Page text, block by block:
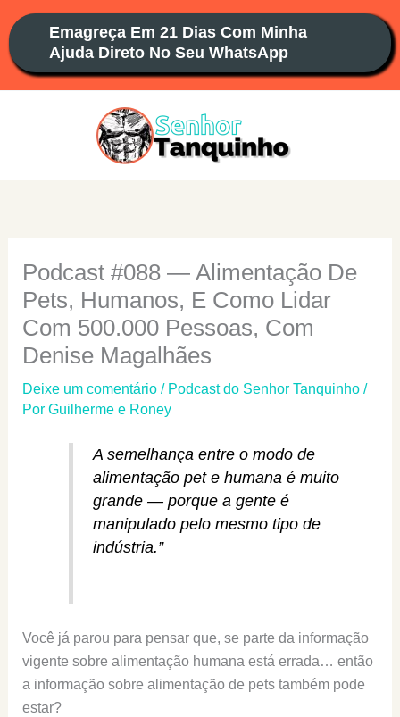
para
conteúdo
Emagreça Em 21 Dias Com Minha
Ajuda Direto No Seu WhatsApp
Podcast #088 — Alimentação De
Pets, Humanos, E Como Lidar
Com 500.000 Pessoas, Com
Denise Magalhães
Deixe um comentário / Podcast do Senhor Tanquinho/
Por Guilherme e Roney
A semelhança entre o modo de
alimentação pet e humana é muito
grande — porque a gente é
manipulado pelo mesmo tipo de
indústria.”
Você já parou para pensar que, se parte da informação
vigente sobre alimentação humana está errada… então
a informação sobre alimentação de pets também pode
estar?